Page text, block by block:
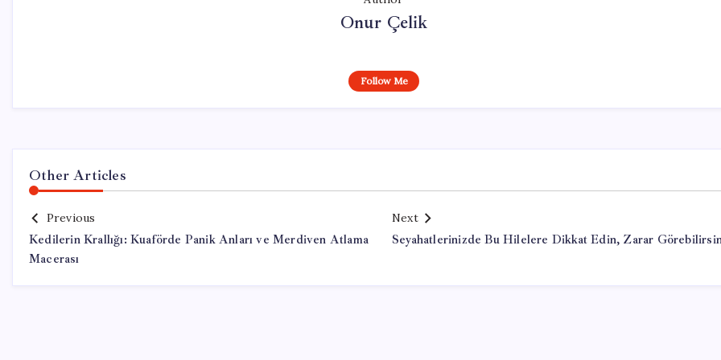
Onur Çelik
Follow Me
Other Articles
Previous
Kedilerin Krallığı: Kuaförde Panik Anları ve Merdiven Atlama
Macerası
Next
Seyahatlerinizde Bu Hilelere Dikkat Edin, Zarar